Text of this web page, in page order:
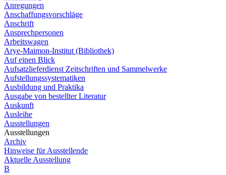
Anregungen
Anschaffungsvorschläge
Anschrift
Ansprechpersonen
Arbeitswagen
Arye-Maimon-Institut (Bibliothek)
Auf einen Blick
Aufsatzlieferdienst Zeitschriften und Sammelwerke
Aufstellungssystematiken
Ausbildung und Praktika
Ausgabe von bestellter Literatur
Auskunft
Ausleihe
Ausstellungen
Ausstellungen
Archiv
Hinweise für Ausstellende
Aktuelle Ausstellung
B